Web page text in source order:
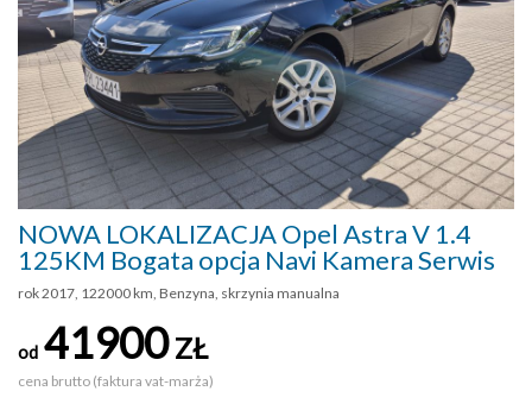
NOWA LOKALIZACJA Opel Astra V 1.4
125KM Bogata opcja Navi Kamera Serwis
rok 2017, 122000 km, Benzyna, skrzynia manualna
od 41900ZŁ
cena brutto (faktura vat-marża)